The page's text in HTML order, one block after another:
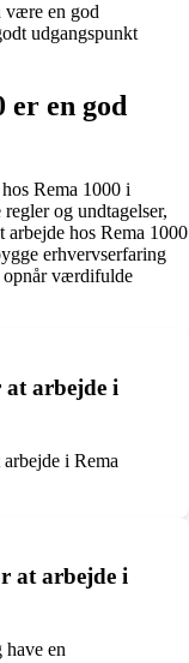
være en god
udgangspunkt
er en god
Rema 1000 i
og undtagelser,
hos Rema 1000
erhvervserfaring
opnår værdifulde
arbejde i
i Rema
at arbejde i
have en